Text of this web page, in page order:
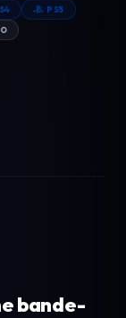
PS5
bande-